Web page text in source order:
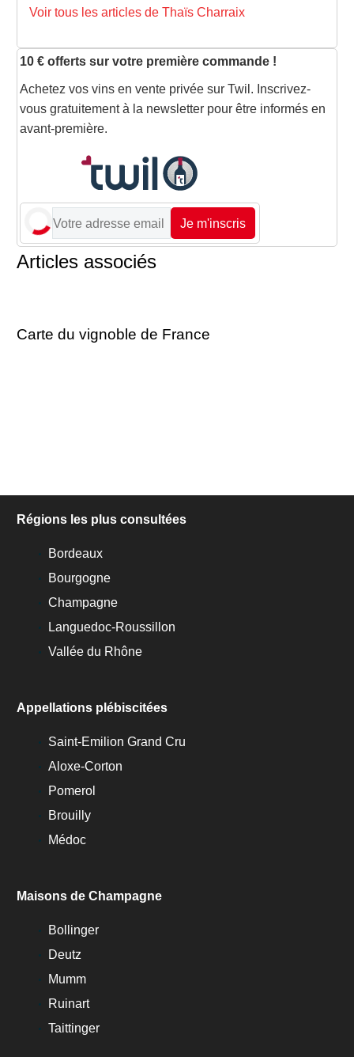
Voir tous les articles de Thaïs Charraix
10 € offerts sur votre première commande !
Achetez vos vins en vente privée sur Twil. Inscrivez-
vous gratuitement à la newsletter pour être informés en
avant-première.
Je m'inscris
Articles associés
Carte du vignoble de France
Régions les plus consultées
Bordeaux
Bourgogne
Champagne
Languedoc-Roussillon
Vallée du Rhône
Appellations plébiscitées
Saint-Emilion Grand Cru
Aloxe-Corton
Pomerol
Brouilly
Médoc
Maisons de Champagne
Bollinger
Deutz
Mumm
Ruinart
Taittinger